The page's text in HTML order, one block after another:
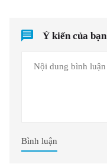
Ý kiến của bạn
Bình luận